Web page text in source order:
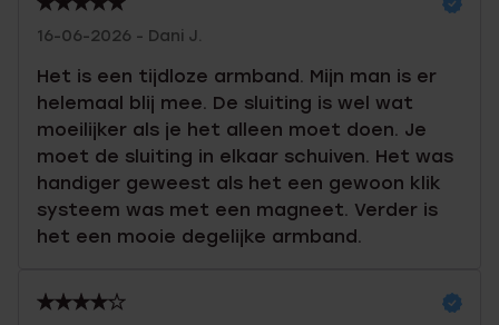
16-06-2026 - Dani J.
Het is een tijdloze armband. Mijn man is er
helemaal blij mee. De sluiting is wel wat
moeilijker als je het alleen moet doen. Je
moet de sluiting in elkaar schuiven. Het was
handiger geweest als het een gewoon klik
systeem was met een magneet. Verder is
het een mooie degelijke armband.